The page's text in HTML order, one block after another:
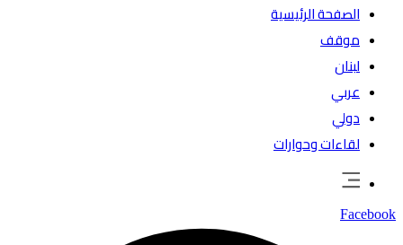
الصفحة الرئيسية
موقف
لبنان
عربي
دولي
لقاءات وحوارات
Facebook